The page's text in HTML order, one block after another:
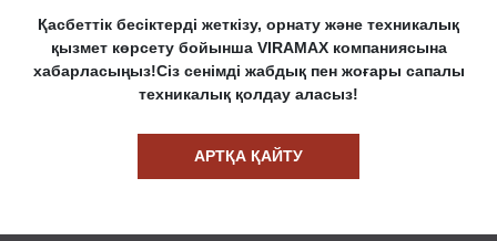
Қасбеттік бесіктерді жеткізу, орнату және техникалық
қызмет көрсету бойынша VIRAMAX компаниясына
хабарласыңыз!Сіз сенімді жабдық пен жоғары сапалы
техникалық қолдау аласыз!
АРТҚА ҚАЙТУ